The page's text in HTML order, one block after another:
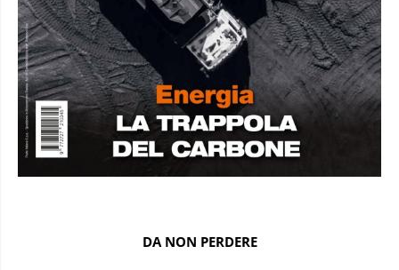
DA NON PERDERE